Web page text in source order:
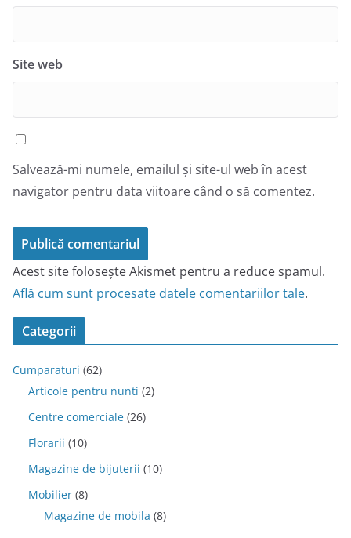
Site web
Salvează-mi numele, emailul și site-ul web în acest
navigator pentru data viitoare când o să comentez.
Acest site folosește Akismet pentru a reduce spamul.
Află cum sunt procesate datele comentariilor tale.
Categorii
Cumparaturi (62)
Articole pentru nunti (2)
Centre comerciale (26)
Florarii (10)
Magazine de bijuterii (10)
Mobilier (8)
Magazine de mobila (8)